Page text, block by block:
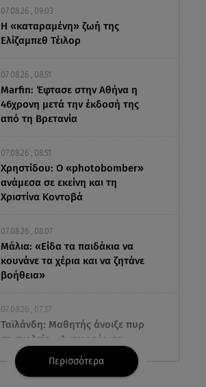
07.08.26 , 09:03
Η «καταραμένη»​​​​​​​ ζωή της
Ελίζαμπεθ Τέιλορ
07.08.26 , 08:51
Marfin: Έφτασε στην Αθήνα η
46χρονη μετά την έκδοσή της
από τη Βρετανία
07.08.26 , 08:51
Χρηστίδου: Ο «photobomber»
ανάμεσα σε εκείνη και τη
Χριστίνα Κοντοβά
07.08.26 , 08:07
Μάλια: «Είδα τα παιδάκια να
κουνάνε τα χέρια και να ζητάνε
βοήθεια»
07.08.26 , 07:37
Ταϊλάνδη: Μαθητής άνοιξε πυρ
σε σχολείο - Αναφορές για
νεκρούς
Περισσότερα